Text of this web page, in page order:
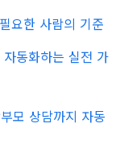
요한 사람의 기준
자동화하는 실전 가
모 상담까지 자동